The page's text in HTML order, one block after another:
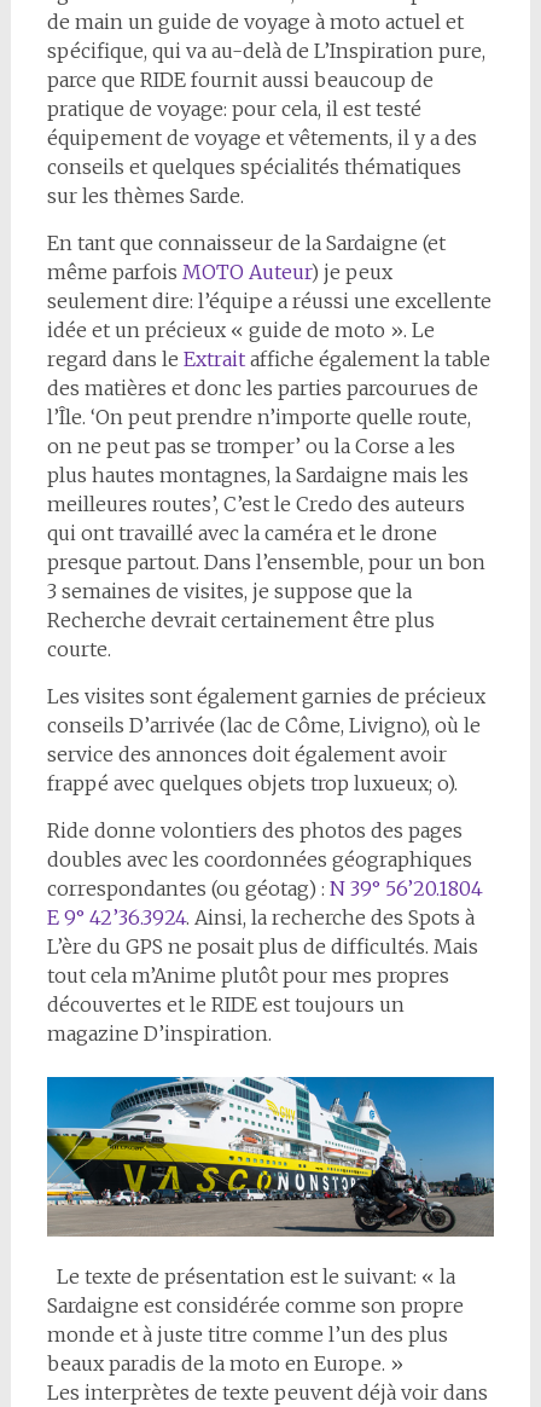
de main un guide de voyage à moto actuel et
spécifique, qui va au-delà de L’Inspiration pure,
parce que RIDE fournit aussi beaucoup de
pratique de voyage: pour cela, il est testé
équipement de voyage et vêtements, il y a des
conseils et quelques spécialités thématiques
sur les thèmes Sarde.
En tant que connaisseur de la Sardaigne (et
même parfois MOTO Auteur) je peux
seulement dire: l’équipe a réussi une excellente
idée et un précieux « guide de moto ». Le
regard dans le Extrait affiche également la table
des matières et donc les parties parcourues de
l’Île. ‘On peut prendre n’importe quelle route,
on ne peut pas se tromper’ ou la Corse a les
plus hautes montagnes, la Sardaigne mais les
meilleures routes’, C’est le Credo des auteurs
qui ont travaillé avec la caméra et le drone
presque partout. Dans l’ensemble, pour un bon
3 semaines de visites, je suppose que la
Recherche devrait certainement être plus
courte.
Les visites sont également garnies de précieux
conseils D’arrivée (lac de Côme, Livigno), où le
service des annonces doit également avoir
frappé avec quelques objets trop luxueux; o).
Ride donne volontiers des photos des pages
doubles avec les coordonnées géographiques
correspondantes (ou géotag) : N 39° 56’20.1804
E 9° 42’36.3924. Ainsi, la recherche des Spots à
L’ère du GPS ne posait plus de difficultés. Mais
tout cela m’Anime plutôt pour mes propres
découvertes et le RIDE est toujours un
magazine D’inspiration.
Le texte de présentation est le suivant: « la
Sardaigne est considérée comme son propre
monde et à juste titre comme l’un des plus
beaux paradis de la moto en Europe. »
Les interprètes de texte peuvent déjà voir dans